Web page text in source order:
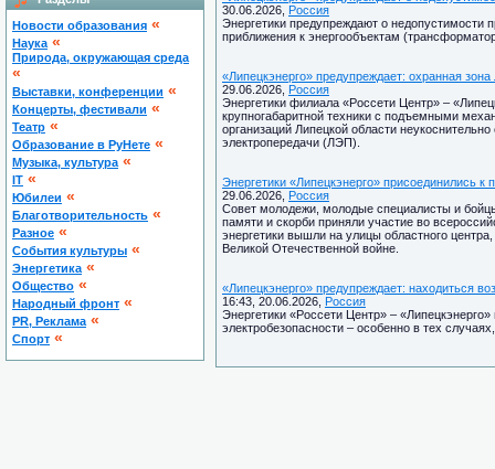
Новости образования «
Наука «
Природа, окружающая среда
«
Выставки, конференции «
Концерты, фестивали «
Театр «
Образование в РуНете «
Музыка, культура «
IT «
Юбилеи «
Благотворительность «
Разное «
Cобытия культуры «
Энергетика «
Общество «
Народный фронт «
PR, Реклама «
Спорт «
30.06.2026, Россия
Энергетики предупреждают о недопустимости
приближения к энергообъектам
«Липецкэнерго» предупреждает: охранная
29.06.2026, Россия
Энергетики филиала «Россети Центр» –
крупногабаритной техники с подъемными
организаций Липецкой области
электропередачи (ЛЭП).
Энергетики «Липецкэнерго» присоединились к
29.06.2026, Россия
Совет молодежи, молодые специалисты и
памяти и скорби приняли участие во
энергетики вышли на улицы областного
Великой Отечественной войне.
«Липецкэнерго» предупреждает: находиться
16:43, 20.06.2026, Россия
Энергетики «Россети Центр» –
электробезопасности – особенно в тех